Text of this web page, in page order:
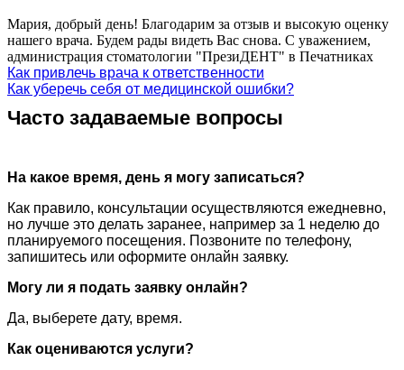
Мария, добрый день! Благодарим за отзыв и высокую оценку
нашего врача. Будем рады видеть Вас снова. С уважением,
администрация стоматологии "ПрезиДЕНТ" в Печатниках
Как привлечь врача к ответственности
Как уберечь себя от медицинской ошибки?
Часто задаваемые вопросы
На какое время, день я могу записаться?
Как правило, консультации осуществляются ежедневно,
но лучше это делать заранее, например за 1 неделю до
планируемого посещения. Позвоните по телефону,
запишитесь или оформите онлайн заявку.
Могу ли я подать заявку онлайн?
Да, выберете дату, время.
Как оцениваются услуги?